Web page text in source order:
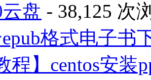
盘 - 38,125 次
格式电子书
程】centos安